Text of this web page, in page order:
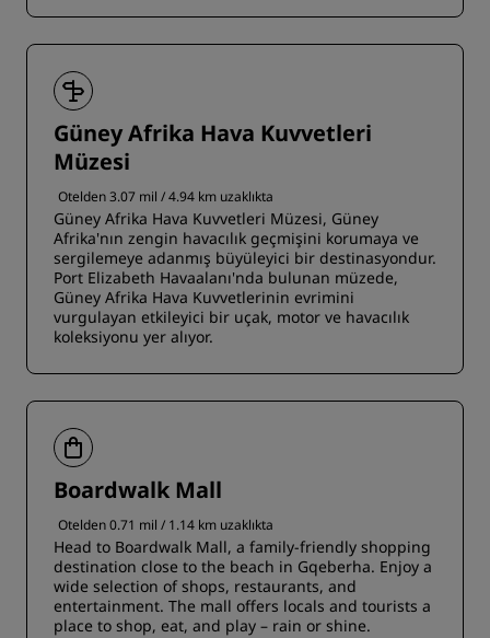
Güney Afrika Hava Kuvvetleri
Müzesi
Otelden 3.07 mil / 4.94 km uzaklıkta
Güney Afrika Hava Kuvvetleri Müzesi, Güney
Afrika'nın zengin havacılık geçmişini korumaya ve
sergilemeye adanmış büyüleyici bir destinasyondur.
Port Elizabeth Havaalanı'nda bulunan müzede,
Güney Afrika Hava Kuvvetlerinin evrimini
vurgulayan etkileyici bir uçak, motor ve havacılık
koleksiyonu yer alıyor.
Boardwalk Mall
Otelden 0.71 mil / 1.14 km uzaklıkta
Head to Boardwalk Mall, a family-friendly shopping
destination close to the beach in Gqeberha. Enjoy a
wide selection of shops, restaurants, and
entertainment. The mall offers locals and tourists a
place to shop, eat, and play – rain or shine.